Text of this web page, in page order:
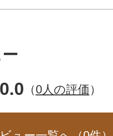
0.0 （0人の評価）